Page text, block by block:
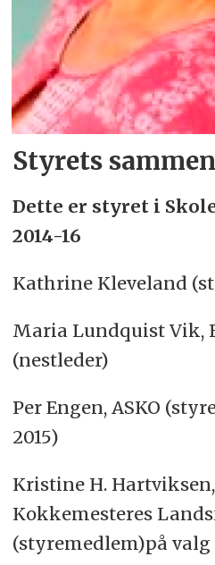
Styrets
Dette er styret i
2014-16
Kathrine Kleveland
Maria Lundquist Vik,
(nestleder)
Per Engen, ASKO
2015)
Kristine H.
Kokkemesteres
(styremedlem)på valg